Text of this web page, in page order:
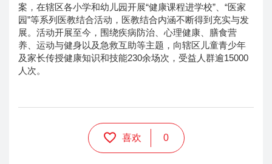
案，在辖区各小学和幼儿园开展“健康课程进学校”、“医家
园”等系列医教结合活动，医教结合内涵不断得到充实与发
展。活动开展至今，围绕疾病防治、心理健康、膳食营
养、运动与健身以及急救互助等主题，向辖区儿童青少年
及家长传授健康知识和技能230余场次，受益人群逾15000
人次。
喜欢 0